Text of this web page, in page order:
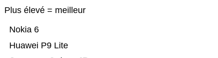
Plus élevé = meilleur
Huawei P9 Lite
Nokia 6